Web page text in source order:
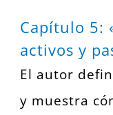
Capítulo 5:
activos y
El autor
y muestra